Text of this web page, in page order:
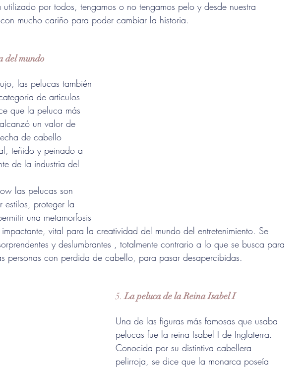
por todos, tengamos o no tengamos pelo y desde nuestra
mucho cariño para poder cambiar la historia.
del mundo
las pelucas también
de artículos
que la peluca más
un valor de
de cabello
teñido y peinado a
de la industria del
las pelucas son
estilos, proteger la
una metamorfosis
vital para la creatividad del mundo del entretenimiento. Se
y deslumbrantes , totalmente contrario a lo que se busca para
personas con perdida de cabello, para pasar desapercibidas.
5. La peluca de la Reina Isabel I
Una de las figuras más famosas que usaba
pelucas fue la reina Isabel I de Inglaterra.
Conocida por su distintiva cabellera
pelirroja, se dice que la monarca poseía